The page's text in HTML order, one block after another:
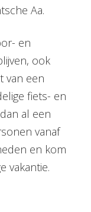
Aa.
en
ook
van een
fiets- en
al een
vanaf
en kom
vakantie.